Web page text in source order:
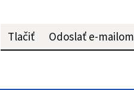
Tlačiť Odoslať e-mailom